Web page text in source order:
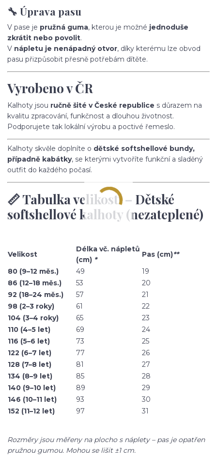
🔧 Úprava pasu
V pase je pružná guma, kterou je možné jednoduše
zkrátit nebo povolit.
V nápletu je nenápadný otvor, díky kterému lze obvod
pasu přizpůsobit přesně potřebám dítěte.
Vyrobeno v ČR
Kalhoty jsou ručně šité v České republice s důrazem na
kvalitu zpracování, funkčnost a dlouhou životnost.
Podporujete tak lokální výrobu a poctivé řemeslo.
Kalhoty skvěle doplníte o dětské softshellové bundy,
případně kabátky, se kterými vytvoříte funkční a sladěný
outfit do každého počasí.
📏 Tabulka velikostí – Dětské
softshellové kalhoty (nezateplené)
Velikost
Délka vč. nápletů
(cm) *
Pas (cm)**
80 (9–12 měs.)
49
19
86 (12–18 měs.)
53
20
92 (18–24 měs.)
57
21
98 (2–3 roky)
61
22
104 (3–4 roky)
65
23
110 (4–5 let)
69
24
116 (5–6 let)
73
25
122 (6–7 let)
77
26
128 (7–8 let)
81
27
134 (8–9 let)
85
28
140 (9–10 let)
89
29
146 (10–11 let)
93
30
152 (11–12 let)
97 31
Rozměry jsou měřeny na plocho s náplety – pas je opatřen
pružnou gumou. Mohou se lišit ±1 cm.